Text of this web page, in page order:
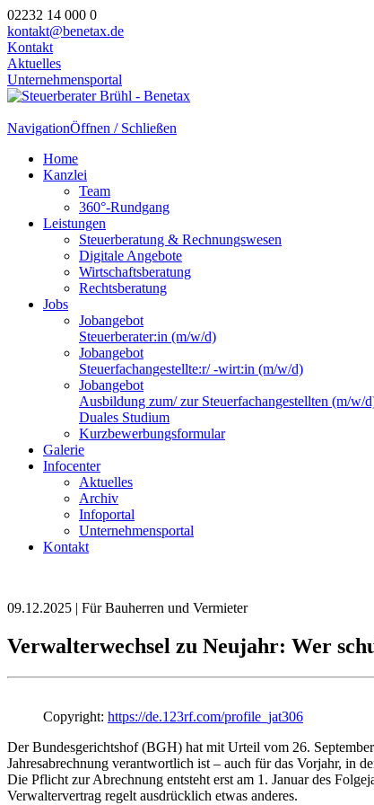
02232 14 000 0
kontakt@benetax.de
Kontakt
Aktuelles
Unternehmensportal
NavigationÖffnen / Schließen
Home
Kanzlei
Team
360°-Rundgang
Leistungen
Steuerberatung & Rechnungswesen
Digitale Angebote
Wirtschaftsberatung
Rechtsberatung
Jobs
Jobangebot
Steuerberater:in (m/w/d)
Jobangebot
Steuerfachangestellte:r/ -wirt:in (m/w/d)
Jobangebot
Ausbildung zum/ zur Steuerfachangestellten (m/w/
Duales Studium
Kurzbewerbungsformular
Galerie
Infocenter
Aktuelles
Archiv
Infoportal
Unternehmensportal
Kontakt
09.12.2025 | Für Bauherren und Vermieter
Verwalterwechsel zu Neujahr: Wer
Copyright: https://de.123rf.com/profile_jat306
Der Bundesgerichtshof (BGH) hat mit Urteil vom 26.
Jahresabrechnung verantwortlich ist – auch für das Vorjahr, in
Die Pflicht zur Abrechnung entsteht erst am 1. Januar des
Verwaltervertrag regelt ausdrücklich etwas anderes.